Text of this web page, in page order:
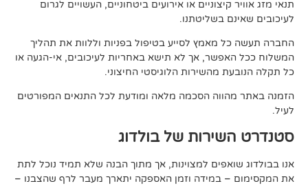
או אירועים ביטחוניים, העשויים לגרום
בשליטתנו.
מאמץ לסייע בטיפול בפניות וללוות את תהליך
אך לא תישא באחריות לעיכובים, אי-הגעה או
מהשירות הלוגיסטי החיצוני.
הסכמה מלאה ומודעת לכל התנאים המפורטים
של בולדוג
למצוינות, אך מתוך הבנה שלא תמיד נוכל לתת
במידה וזמן האספקה יתארך מעבר לרף שהצבנו –